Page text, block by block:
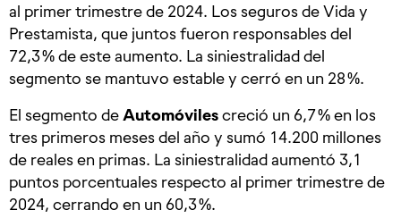
al primer trimestre de 2024. Los seguros de Vida y
Prestamista, que juntos fueron responsables del
72,3 % de este aumento. La siniestralidad del
segmento se mantuvo estable y cerró en un 28 %.
El segmento de Automóvilescreció un 6,7 % en los
tres primeros meses del año y sumó 14.200 millones
de reales en primas. La siniestralidad aumentó 3,1
puntos porcentuales respecto al primer trimestre de
2024, cerrando en un 60,3 %.